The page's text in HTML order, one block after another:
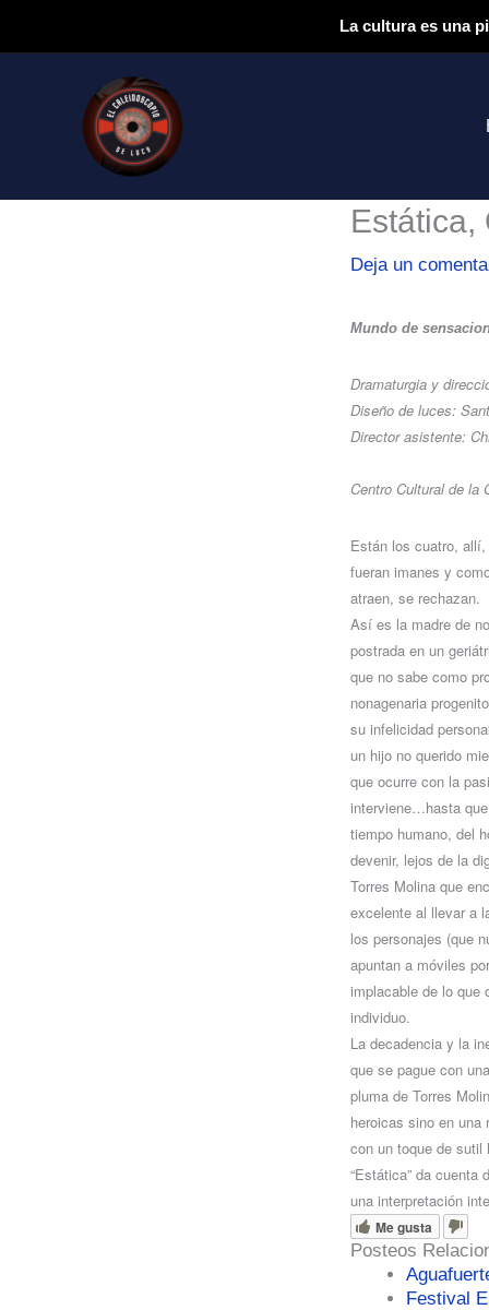
contenido
La cultura es una
Estática,
Deja un
Mundo de
Dramaturgia y
Diseño de luces:
Director asistente:
Centro Cultural de la
Están los cuatro,
fueran imanes y
atraen, se rechazan.
Así es la madre de
postrada en un
que no sabe como
nonagenaria
su infelicidad
un hijo no querido
que ocurre con la
interviene…hasta
tiempo humano, del
devenir, lejos de la
Torres Molina que
excelente al llevar a
los personajes (que
apuntan a móviles
implacable de lo que
individuo.
La decadencia y la
que se pague con
pluma de Torres
heroicas sino en
con un toque de sutil
“Estática” da cuenta
una interpretación
Me gusta
Posteos
Festival